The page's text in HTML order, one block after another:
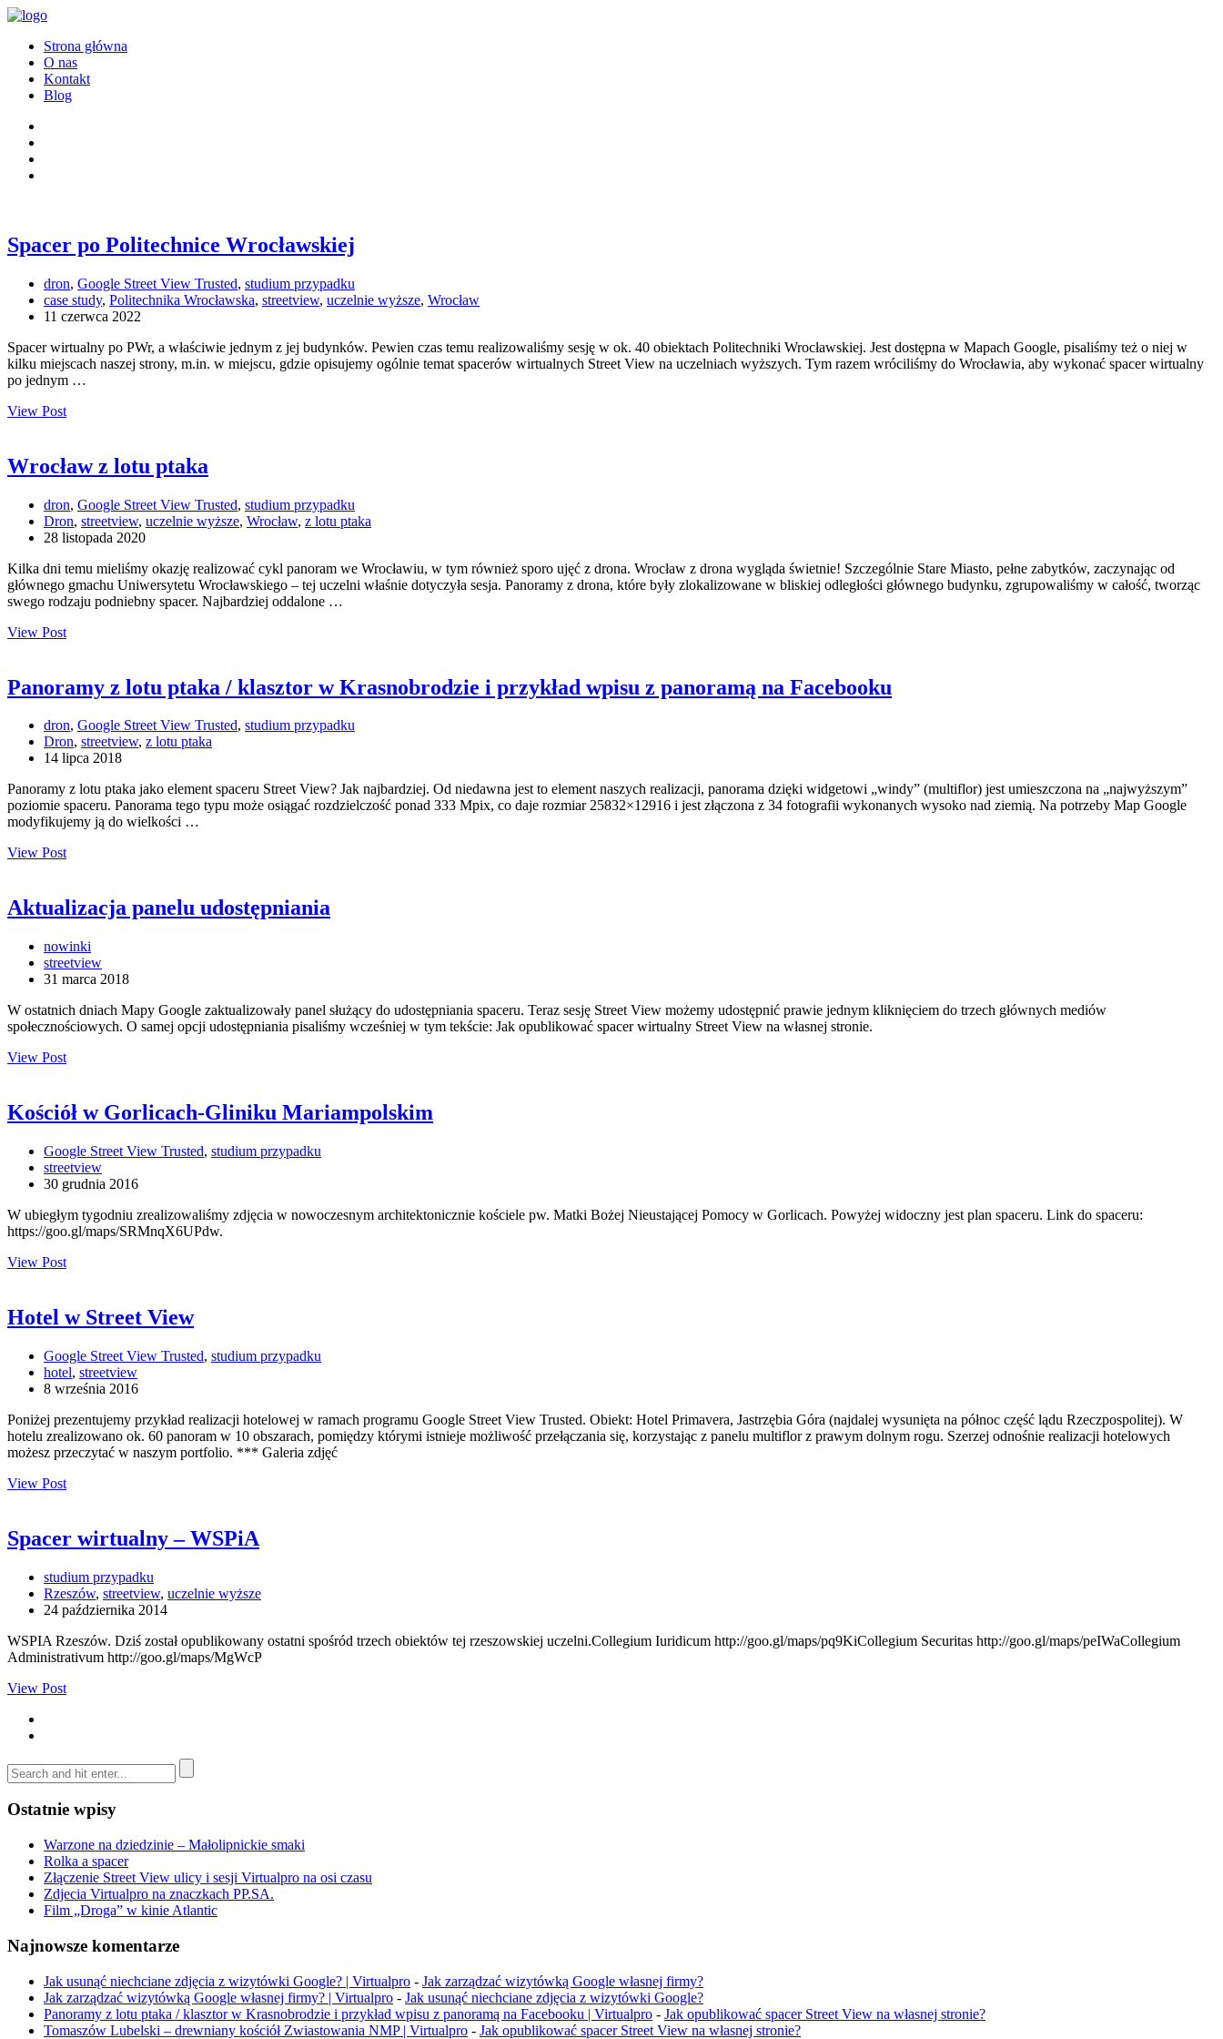
Strona główna
O nas
Kontakt
Blog
Spacer po Politechnice Wrocławskiej
dron, Google Street View Trusted, studium przypadku
case study, Politechnika Wrocławska, streetview, uczelnie wyższe, Wrocław
11 czerwca 2022
Spacer wirtualny po PWr, a właściwie jednym z jej budynków. Pewien czas temu realizowaliśmy sesję w ok. 40 obiektach Politechniki Wrocławskiej. Jest dostępna w Mapach Google, pisaliśmy też o niej w
kilku miejscach naszej strony, m.in. w miejscu, gdzie opisujemy ogólnie temat spacerów wirtualnych Street View na uczelniach wyższych. Tym razem wróciliśmy do Wrocławia, aby wykonać spacer wirtualny
po jednym …
View Post
Wrocław z lotu ptaka
dron, Google Street View Trusted, studium przypadku
Dron, streetview, uczelnie wyższe, Wrocław, z lotu ptaka
28 listopada 2020
Kilka dni temu mieliśmy okazję realizować cykl panoram we Wrocławiu, w tym również sporo ujęć z drona. Wrocław z drona wygląda świetnie! Szczególnie Stare Miasto, pełne zabytków, zaczynając od
głównego gmachu Uniwersytetu Wrocławskiego – tej uczelni właśnie dotyczyła sesja. Panoramy z drona, które były zlokalizowane w bliskiej odległości głównego budynku, zgrupowaliśmy w całość, tworząc
swego rodzaju podniebny spacer. Najbardziej oddalone …
View Post
Panoramy z lotu ptaka / klasztor w Krasnobrodzie i przykład wpisu z panoramą na Facebooku
dron, Google Street View Trusted, studium przypadku
Dron, streetview, z lotu ptaka
14 lipca 2018
Panoramy z lotu ptaka jako element spaceru Street View? Jak najbardziej. Od niedawna jest to element naszych realizacji, panorama dzięki widgetowi „windy” (multiflor) jest umieszczona na „najwyższym”
poziomie spaceru. Panorama tego typu może osiągać rozdzielczość ponad 333 Mpix, co daje rozmiar 25832×12916 i jest złączona z 34 fotografii wykonanych wysoko nad ziemią. Na potrzeby Map Google
modyfikujemy ją do wielkości …
View Post
Aktualizacja panelu udostępniania
nowinki
streetview
31 marca 2018
W ostatnich dniach Mapy Google zaktualizowały panel służący do udostępniania spaceru. Teraz sesję Street View możemy udostępnić prawie jednym kliknięciem do trzech głównych mediów
społecznościowych. O samej opcji udostępniania pisaliśmy wcześniej w tym tekście: Jak opublikować spacer wirtualny Street View na własnej stronie.
View Post
Kościół w Gorlicach-Gliniku Mariampolskim
Google Street View Trusted, studium przypadku
streetview
30 grudnia 2016
W ubiegłym tygodniu zrealizowaliśmy zdjęcia w nowoczesnym architektonicznie kościele pw. Matki Bożej Nieustającej Pomocy w Gorlicach. Powyżej widoczny jest plan spaceru. Link do spaceru:
https://goo.gl/maps/SRMnqX6UPdw.
View Post
Hotel w Street View
Google Street View Trusted, studium przypadku
hotel, streetview
8 września 2016
Poniżej prezentujemy przykład realizacji hotelowej w ramach programu Google Street View Trusted. Obiekt: Hotel Primavera, Jastrzębia Góra (najdalej wysunięta na północ część lądu Rzeczpospolitej). W
hotelu zrealizowano ok. 60 panoram w 10 obszarach, pomiędzy którymi istnieje możliwość przełączania się, korzystając z panelu multiflor z prawym dolnym rogu. Szerzej odnośnie realizacji hotelowych
możesz przeczytać w naszym portfolio. *** Galeria zdjęć
View Post
Spacer wirtualny – WSPiA
studium przypadku
Rzeszów, streetview, uczelnie wyższe
24 października 2014
WSPIA Rzeszów. Dziś został opublikowany ostatni spośród trzech obiektów tej rzeszowskiej uczelni.Collegium Iuridicum http://goo.gl/maps/pq9KiCollegium Securitas http://goo.gl/maps/peIWaCollegium
Administrativum http://goo.gl/maps/MgWcP
View Post
Ostatnie wpisy
Warzone na dziedzinie – Małolipnickie smaki
Rolka a spacer
Złączenie Street View ulicy i sesji Virtualpro na osi czasu
Zdjecia Virtualpro na znaczkach PP.SA.
Film „Droga” w kinie Atlantic
Najnowsze komentarze
Jak usunąć niechciane zdjęcia z wizytówki Google? | Virtualpro - Jak zarządzać wizytówką Google własnej firmy?
Jak zarządzać wizytówką Google własnej firmy? | Virtualpro - Jak usunąć niechciane zdjęcia z wizytówki Google?
Panoramy z lotu ptaka / klasztor w Krasnobrodzie i przykład wpisu z panoramą na Facebooku | Virtualpro - Jak opublikować spacer Street View na własnej stronie?
Tomaszów Lubelski – drewniany kościół Zwiastowania NMP | Virtualpro - Jak opublikować spacer Street View na własnej stronie?